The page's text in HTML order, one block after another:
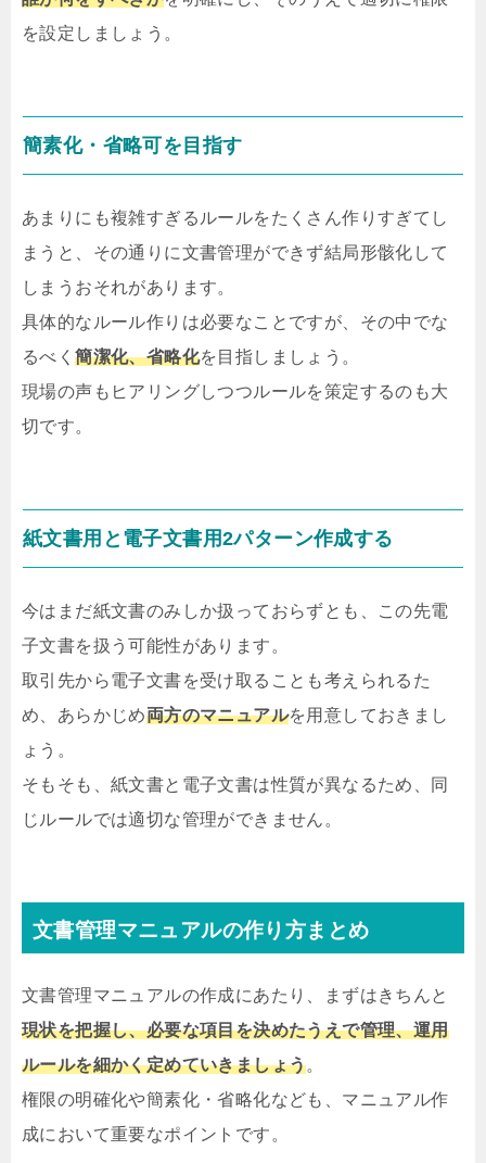
を設定しましょう。
簡素化・省略可を目指す
あまりにも複雑すぎるルールをたくさん作りすぎてし
まうと、その通りに文書管理ができず結局形骸化して
しまうおそれがあります。
具体的なルール作りは必要なことですが、その中でな
るべく簡潔化、省略化を目指しましょう。
現場の声もヒアリングしつつルールを策定するのも大
切です。
紙文書用と電子文書用2パターン作成する
今はまだ紙文書のみしか扱っておらずとも、この先電
子文書を扱う可能性があります。
取引先から電子文書を受け取ることも考えられるた
め、あらかじめ両方のマニュアルを用意しておきまし
ょう。
そもそも、紙文書と電子文書は性質が異なるため、同
じルールでは適切な管理ができません。
文書管理マニュアルの作り方まとめ
文書管理マニュアルの作成にあたり、まずはきちんと
現状を把握し、必要な項目を決めたうえで管理、運用
ルールを細かく定めていきましょう。
権限の明確化や簡素化・省略化なども、マニュアル作
成において重要なポイントです。